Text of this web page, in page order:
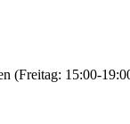
(Freitag: 15:00-